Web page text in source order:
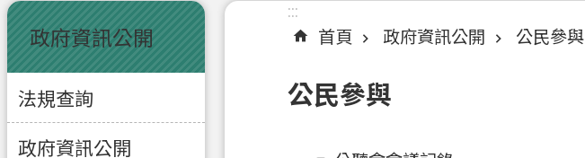
:::
政府資訊公開
法規查詢
政府資訊公開
:::
首頁
政府資訊公開 公民參與
公民參與